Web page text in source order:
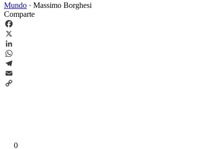
Mundo · Massimo Borghesi
Comparte
Facebook
X
LinkedIn
WhatsApp
Telegram
Email
0